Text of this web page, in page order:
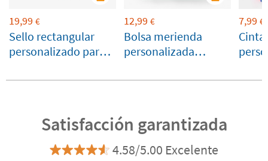
19,99 €
Sello rectangular
personalizado para
objetos
12,99 €
Bolsa merienda
personalizada
7,99 €
cierre
Satisfacción garantizada
4.58/5.00 Excelente